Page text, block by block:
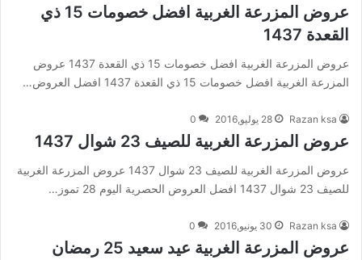
عروض المزرعة الغربية افضل خصومات 15 ذي
القعدة 1437
عروض المزرعة الغربية افضل خصومات 15 ذي القعدة 1437 عروض
المزرعة الغربية افضل خصومات 15 ذي القعدة 1437 افضل العروض…
Razan ksa 28 يوليو,2016 0
عروض المزرعة الغربية للصيف 23 شوال 1437
عروض المزرعة الغربية للصيف 23 شوال 1437 عروض المزرعة الغربية
للصيف 23 شوال 1437 افضل العروض الحصرية اليوم 28 تموز…
Razan ksa 30 يونيو,2016 0
عروض المزرعة الغربية عيد سعيد 25 رمضان